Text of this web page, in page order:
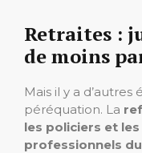
Retraites :
de moins
Mais il y a
péréquation. La
les policiers et
professionnels